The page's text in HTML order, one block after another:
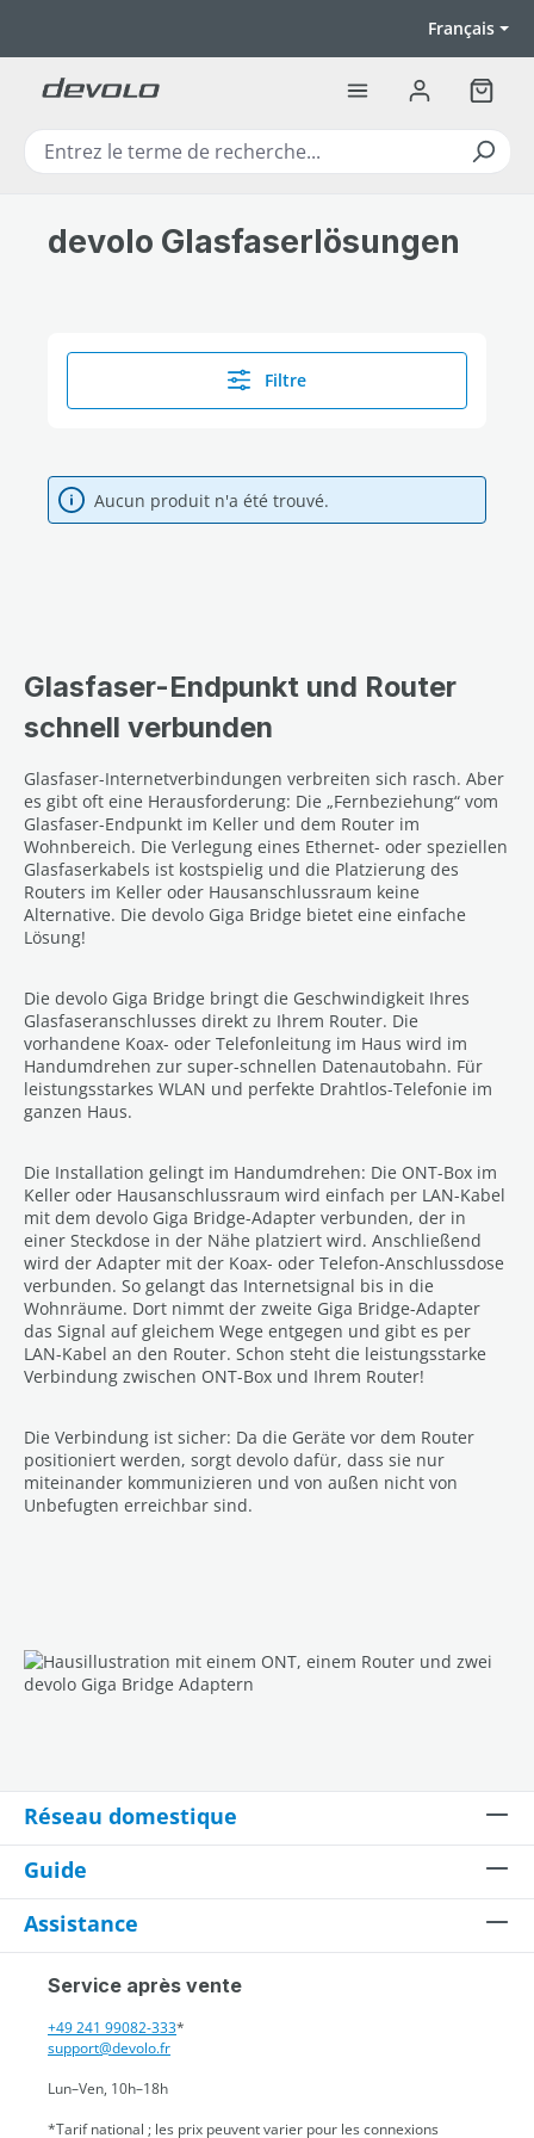
Français
Le
devolo Glasfaserlösungen
Filtre
Aucun produit n'a été trouvé.
Glasfaser-Endpunkt und Router
schnell verbunden
Glasfaser-Internetverbindungen verbreiten sich rasch. Aber
es gibt oft eine Herausforderung: Die „Fernbeziehung“ vom
Glasfaser-Endpunkt im Keller und dem Router im
Wohnbereich. Die Verlegung eines Ethernet- oder speziellen
Glasfaserkabels ist kostspielig und die Platzierung des
Routers im Keller oder Hausanschlussraum keine
Alternative. Die devolo Giga Bridge bietet eine einfache
Lösung!
Die devolo Giga Bridge bringt die Geschwindigkeit Ihres
Glasfaseranschlusses direkt zu Ihrem Router. Die
vorhandene Koax- oder Telefonleitung im Haus wird im
Handumdrehen zur super-schnellen Datenautobahn. Für
leistungsstarkes WLAN und perfekte Drahtlos-Telefonie im
ganzen Haus.
Die Installation gelingt im Handumdrehen: Die ONT-Box im
Keller oder Hausanschlussraum wird einfach per LAN-Kabel
mit dem devolo Giga Bridge-Adapter verbunden, der in
einer Steckdose in der Nähe platziert wird. Anschließend
wird der Adapter mit der Koax- oder Telefon-Anschlussdose
verbunden. So gelangt das Internetsignal bis in die
Wohnräume. Dort nimmt der zweite Giga Bridge-Adapter
das Signal auf gleichem Wege entgegen und gibt es per
LAN-Kabel an den Router. Schon steht die leistungsstarke
Verbindung zwischen ONT-Box und Ihrem Router!
Die Verbindung ist sicher: Da die Geräte vor dem Router
positioniert werden, sorgt devolo dafür, dass sie nur
miteinander kommunizieren und von außen nicht von
Unbefugten erreichbar sind.
Réseau domestique
Guide
Assistance
Service après vente
+49 241 99082-333*
support@devolo.fr
Lun–Ven, 10h–18h
*Tarif national ; les prix peuvent varier pour les connexions